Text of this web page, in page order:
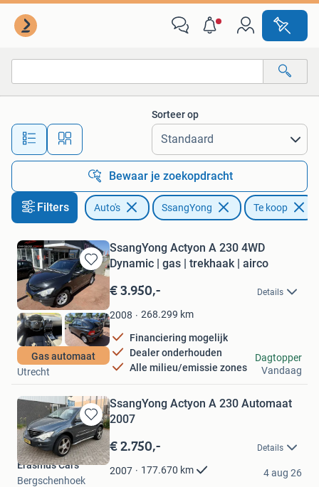
Alle afstanden…
Sorteer op
Bewaar je zoekopdracht
Filters Auto's SsangYong Te koop
Bewaren
in
Mijn
Favorieten
Gas automaat
SsangYong Actyon A 230 4WD
Dynamic | gas | trekhaak | airco
€ 3.950,- Details
2008 268.299 km
Financiering mogelijk
Dealer onderhouden
Alle milieu/emissie zones
Car Center Utrecht
Utrecht
Dagtopper
Vandaag
Bewaren
in
Mijn
Favorieten
SsangYong Actyon A 230 Automaat
2007
€ 2.750,- Details
2007 177.670 km
Erasmus Cars
Bergschenhoek
4 aug 26